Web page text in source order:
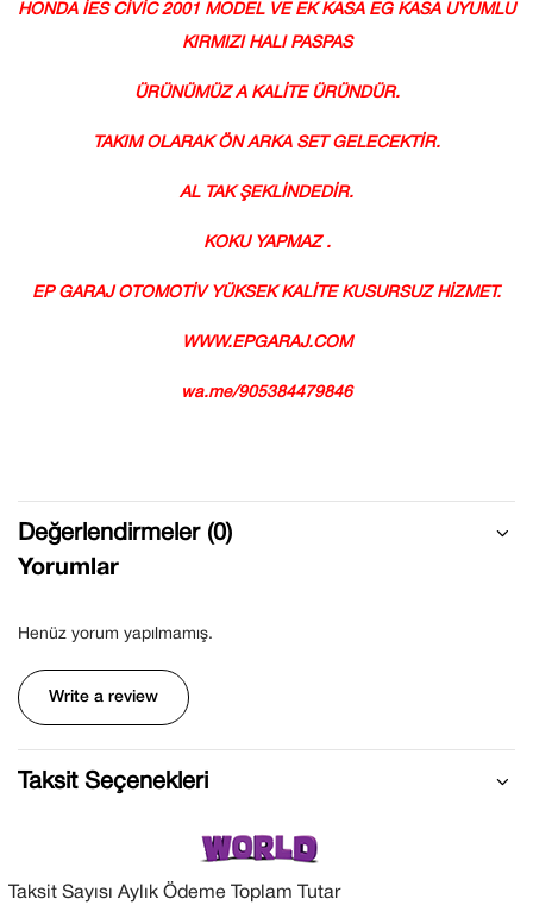
HONDA İES CİVİC 2001 MODEL VE EK KASA EG KASA UYUMLU
KIRMIZI HALI PASPAS
ÜRÜNÜMÜZ A KALİTE ÜRÜNDÜR.
TAKIM OLARAK ÖN ARKA SET GELECEKTİR.
AL TAK ŞEKLİNDEDİR.
KOKU YAPMAZ .
EP GARAJ OTOMOTİV YÜKSEK KALİTE KUSURSUZ HİZMET.
WWW.EPGARAJ.COM
wa.me/905384479846
Değerlendirmeler (0)
Yorumlar
Henüz yorum yapılmamış.
Write a review
Taksit Seçenekleri
Taksit Sayısı Aylık Ödeme Toplam Tutar